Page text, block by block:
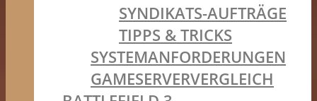
SYNDIKATS-AUFTRÄGE
TIPPS & TRICKS
SYSTEMANFORDERUNGEN
GAMESERVERVERGLEICH